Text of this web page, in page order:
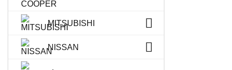
MITSUBISHI
NISSAN